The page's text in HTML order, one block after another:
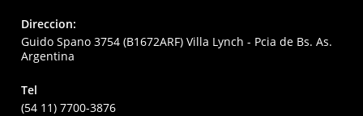
Direccion:
Guido Spano 3754 (B1672ARF) Villa Lynch - Pcia de Bs. As.
Argentina
Tel
(54 11) 7700-3876